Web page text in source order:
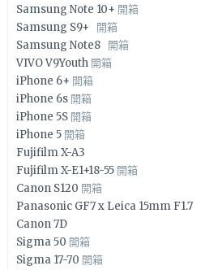
Samsung Note 10+ 開箱
Samsung S9+ 開箱
Samsung Note8 開箱
VIVO V9Youth 開箱
iPhone 6+ 開箱
iPhone 6s 開箱
iPhone 5S 開箱
iPhone 5 開箱
Fujifilm X-A3
Fujifilm X-E1+18-55 開箱
Canon S120 開箱
Panasonic GF7 x Leica 15mm F1.7
Canon 7D
Sigma 50 開箱
Sigma 17-70 開箱